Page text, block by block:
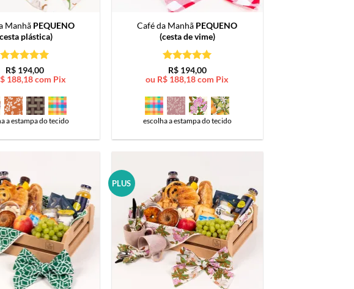
Manhã PEQUENO
plástica)
Avaliação5
de 5
R$194,00
188,18com Pix
a estampa do tecido
Café da Manhã PEQUENO
(cesta de vime)
Avaliação5
de 5
R$194,00
ou R$ 188,18com Pix
escolha a estampa do tecido
PLUS